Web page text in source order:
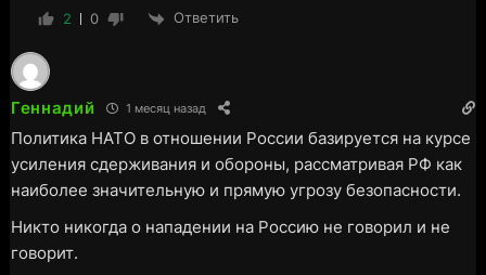
2 0 Ответить
Геннадий 1 месяц назад
Политика НАТО в отношении России базируется на курсе
усиления сдерживания и обороны, рассматривая РФ как
наиболее значительную и прямую угрозу безопасности.
Никто никогда о нападении на Россию не говорил и не
говорит.